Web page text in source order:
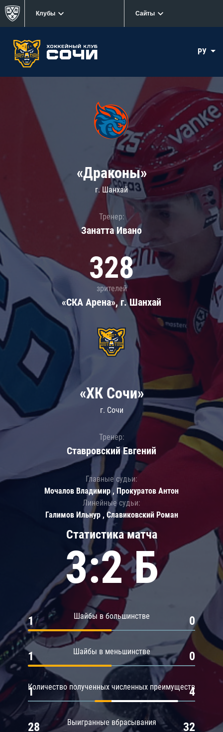
Клубы Сайты
РУ
«Драконы»
г. Шанхай
Тренер:
Занатта Иванo
328
зрителей
«СКА Арена», г. Шанхай
Статистика матча
3:2 Б
Шайбы в большинстве
1 0
Шайбы в меньшинстве
1 0
Количество полученных численных преимуществ
1 4
Выигранные вбрасывания
28 32
«ХК Сочи»
г. Сочи
Тренер:
Ставровский Евгений
Главные судьи:
Мочалов Владимир , Прокуратов Антон
Линейные судьи:
Галимов Ильнур , Славиковский Роман